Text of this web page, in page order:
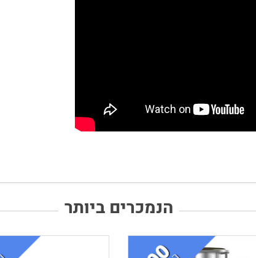
הנמכרים ביותר